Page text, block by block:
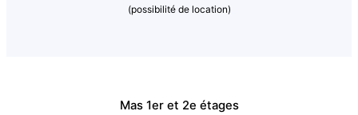
(possibilité de location)
Mas 1er et 2e étages